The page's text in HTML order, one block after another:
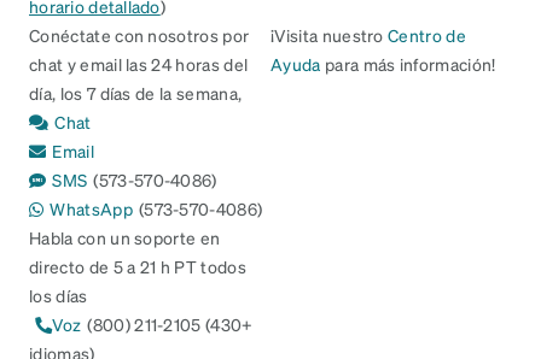
horario detallado)
Conéctate con nosotros por
chat y email las 24 horas del
día, los 7 días de la semana,
Chat
Email
SMS (573-570-4086)
WhatsApp (573-570-4086)
Habla con un soporte en
directo de 5 a 21 h PT todos
los días
Voz (800) 211-2105 (430+
idiomas)
¡Visita nuestroCentro de
Ayuda para más información!